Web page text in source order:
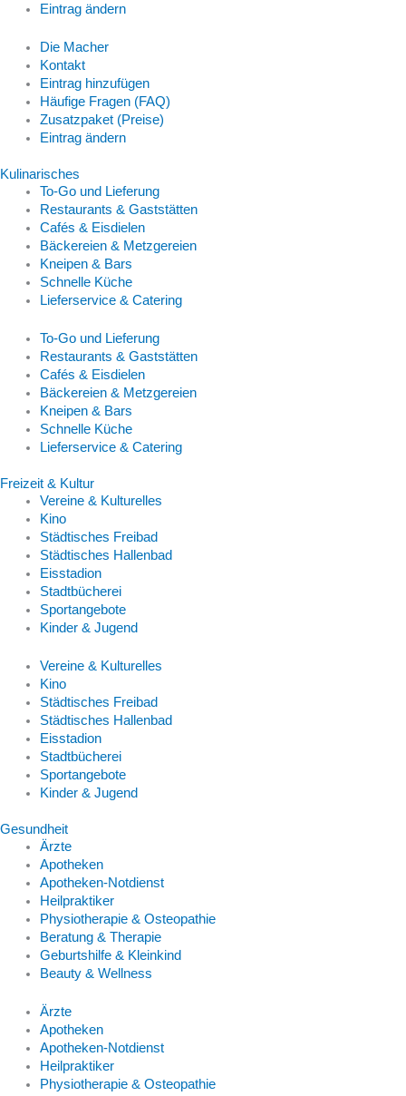
Eintrag ändern
Die Macher
Kontakt
Eintrag hinzufügen
Häufige Fragen (FAQ)
Zusatzpaket (Preise)
Eintrag ändern
Kulinarisches
To-Go und Lieferung
Restaurants & Gaststätten
Cafés & Eisdielen
Bäckereien & Metzgereien
Kneipen & Bars
Schnelle Küche
Lieferservice & Catering
To-Go und Lieferung
Restaurants & Gaststätten
Cafés & Eisdielen
Bäckereien & Metzgereien
Kneipen & Bars
Schnelle Küche
Lieferservice & Catering
Freizeit & Kultur
Vereine & Kulturelles
Kino
Städtisches Freibad
Städtisches Hallenbad
Eisstadion
Stadtbücherei
Sportangebote
Kinder & Jugend
Vereine & Kulturelles
Kino
Städtisches Freibad
Städtisches Hallenbad
Eisstadion
Stadtbücherei
Sportangebote
Kinder & Jugend
Gesundheit
Ärzte
Apotheken
Apotheken-Notdienst
Heilpraktiker
Physiotherapie & Osteopathie
Beratung & Therapie
Geburtshilfe & Kleinkind
Beauty & Wellness
Ärzte
Apotheken
Apotheken-Notdienst
Heilpraktiker
Physiotherapie & Osteopathie